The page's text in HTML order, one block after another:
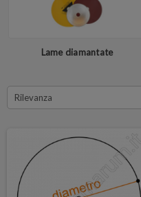
Lame diamantate
Rilevanza